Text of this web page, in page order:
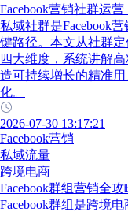
Facebook营销社群运
私域社群是Facebook
键路径。本文从社群
四大维度，系统讲解
造可持续增长的精准
化。
2026-07-30 13:17:21
Facebook营销
私域流量
跨境电商
Facebook群组营销全
Facebook群组是跨境